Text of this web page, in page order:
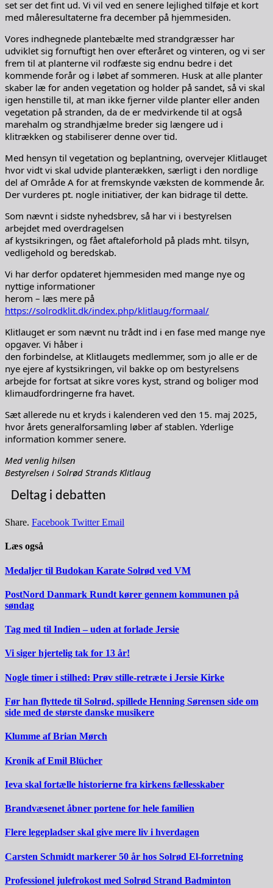
set ser det fint ud. Vi vil ved en senere lejlighed tilføje et kort
med måleresultaterne fra december på hjemmesiden.
Vores indhegnede plantebælte med strandgræsser har
udviklet sig fornuftigt hen over efteråret og vinteren, og vi ser
frem til at planterne vil rodfæste sig endnu bedre i det
kommende forår og i løbet af sommeren. Husk at alle planter
skaber læ for anden vegetation og holder på sandet, så vi skal
igen henstille til, at man ikke fjerner vilde planter eller anden
vegetation på stranden, da de er medvirkende til at også
marehalm og strandhjælme breder sig længere ud i
klitrækken og stabiliserer denne over tid.
Med hensyn til vegetation og beplantning, overvejer Klitlauget
hvor vidt vi skal udvide planterækken, særligt i den nordlige
del af Område A for at fremskynde væksten de kommende år.
Der vurderes pt. nogle initiativer, der kan bidrage til dette.
Som nævnt i sidste nyhedsbrev, så har vi i bestyrelsen
arbejdet med overdragelsen
af kystsikringen, og fået aftaleforhold på plads mht. tilsyn,
vedligehold og beredskab.
Vi har derfor opdateret hjemmesiden med mange nye og
nyttige informationer
herom – læs mere på
https://solrodklit.dk/index.php/klitlaug/formaal/
Klitlauget er som nævnt nu trådt ind i en fase med mange nye
opgaver. Vi håber i
den forbindelse, at Klitlaugets medlemmer, som jo alle er de
nye ejere af kystsikringen, vil bakke op om bestyrelsens
arbejde for fortsat at sikre vores kyst, strand og boliger mod
klimaudfordringerne fra havet.
Sæt allerede nu et kryds i kalenderen ved den 15. maj 2025,
hvor årets generalforsamling løber af stablen. Yderlige
information kommer senere.
Med venlig hilsen
Bestyrelsen i Solrød Strands Klitlaug
Deltag i debatten
Share. Facebook Twitter Email
Læs også
Medaljer til Budokan Karate Solrød ved VM
PostNord Danmark Rundt kører gennem kommunen på
søndag
Tag med til Indien – uden at forlade Jersie
Vi siger hjertelig tak for 13 år!
Nogle timer i stilhed: Prøv stille-retræte i Jersie Kirke
Før han flyttede til Solrød, spillede Henning Sørensen side om
side med de største danske musikere
Klumme af Brian Mørch
Kronik af Emil Blücher
Ieva skal fortælle historierne fra kirkens fællesskaber
Brandvæsenet åbner portene for hele familien
Flere legepladser skal give mere liv i hverdagen
Carsten Schmidt markerer 50 år hos Solrød El-forretning
Professionel julefrokost med Solrød Strand Badminton